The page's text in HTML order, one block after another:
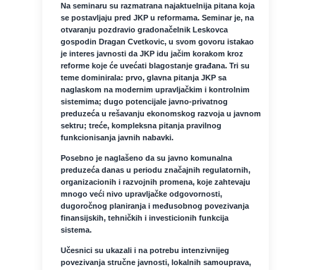
Na seminaru su razmatrana najaktuelnija pitana koja
se postavljaju pred JKP u reformama. Seminar je, na
otvaranju pozdravio gradonačelnik Leskovca
gospodin Dragan Cvetkovic, u svom govoru istakao
je interes javnosti da JKP idu jačim korakom kroz
reforme koje će uvećati blagostanje građana. Tri su
teme dominirala: prvo, glavna pitanja JKP sa
naglaskom na modernim upravljačkim i kontrolnim
sistemima; dugo potencijale javno-privatnog
preduzeća u rešavanju ekonomskog razvoja u javnom
sektru; treće, kompleksna pitanja pravilnog
funkcionisanja javnih nabavki.
Posebno je naglašeno da su javno komunalna
preduzeća danas u periodu značajnih regulatornih,
organizacionih i razvojnih promena, koje zahtevaju
mnogo veći nivo upravljačke odgovornosti,
dugoročnog planiranja i međusobnog povezivanja
finansijskih, tehničkih i investicionih funkcija
sistema.
Učesnici su ukazali i na potrebu intenzivnijeg
povezivanja stručne javnosti, lokalnih samouprava,